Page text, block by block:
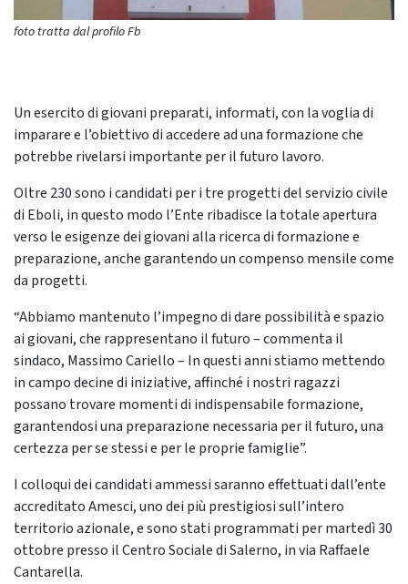
foto tratta dal profilo Fb
Un esercito di giovani preparati, informati, con la voglia di
imparare e l’obiettivo di accedere ad una formazione che
potrebbe rivelarsi importante per il futuro lavoro.
Oltre 230 sono i candidati per i tre progetti del servizio civile
di Eboli, in questo modo l’Ente ribadisce la totale apertura
verso le esigenze dei giovani alla ricerca di formazione e
preparazione, anche garantendo un compenso mensile come
da progetti.
“Abbiamo mantenuto l’impegno di dare possibilità e spazio
ai giovani, che rappresentano il futuro – commenta il
sindaco, Massimo Cariello – In questi anni stiamo mettendo
in campo decine di iniziative, affinché i nostri ragazzi
possano trovare momenti di indispensabile formazione,
garantendosi una preparazione necessaria per il futuro, una
certezza per se stessi e per le proprie famiglie”.
I colloqui dei candidati ammessi saranno effettuati dall’ente
accreditato Amesci, uno dei più prestigiosi sull’intero
territorio azionale, e sono stati programmati per martedì 30
ottobre presso il Centro Sociale di Salerno, in via Raffaele
Cantarella.